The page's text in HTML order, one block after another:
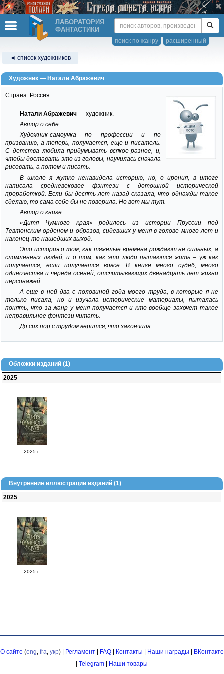
ЛАБОРАТОРИЯ
ФАНТАСТИКИ
расширенный
поиск по жанру
◄ список художников
Художник — Натали Абражевич
Страна: Россия
Натали Абражевич— художник.
Автор о себе:
Художник-самоучка по профессии и по
призванию, а теперь, получается, еще и писатель.
С детства любила придумывать всякое-разное, и,
чтобы доставать это из головы, научилась сначала
рисовать, а потом и писать.
В школе я жутко ненавидела историю, но, о ирония, в итоге
написала средневековое фэнтези с дотошной исторической
проработкой. Если бы десять лет назад сказала, что однажды такое
сделаю, то сама себе бы не поверила. Но вот мы тут.
Автор о книге:
«Дитя Чумного края» родилось из истории Пруссии под
Тевтонским орденом и образов, сидевших у меня в голове много лет и
наконец-то нашедших выход.
Это история о том, как тяжелые времена рождают не сильных, а
сломленных людей, и о том, как эти люди пытаются жить – уж как
получается, если получается вовсе. В книге много судеб, много
одиночества и череда осеней, отсчитывающих двенадцать лет жизни
персонажей.
А еще в ней два с половиной года моего труда, в которые я не
только писала, но и изучала исторические материалы, пыталась
понять, что за жанр у меня получается и кто вообще захочет такое
неправильное фэнтези читать.
До сих пор с трудом верится, что закончила.
Обложки изданий (1)
2025
2025 г.
Внутренние иллюстрации изданий (1)
2025
2025 г.
О сайте (eng, fra, укр) | Регламент| FAQ| Контакты Наши награды
ВКонтакте
Telegram Наши товары